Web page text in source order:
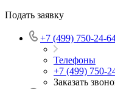
Подать заявку
+7 (499) 750-24-
Телефоны
+7 (499) 750-
Заказать